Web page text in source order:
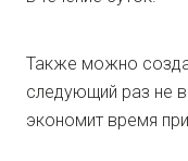
Также можно
следующий раз не
экономит время